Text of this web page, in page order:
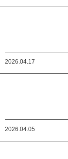
2026.04.17
2026.04.05